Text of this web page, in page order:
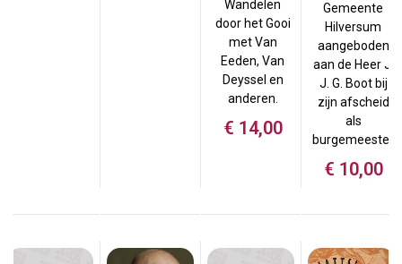
Wandelen
door het Gooi
met Van
Eeden, Van
Deyssel en
anderen.
€ 14,00
Gemeente
Hilversum
aangeboden
aan de Heer J.
J. G. Boot bij
zijn afscheid
als
burgemeester
€ 10,00